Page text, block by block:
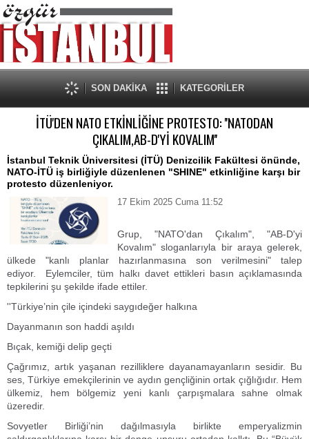
SON DAKİKA KATEGORİLER
İTÜ'DEN NATO ETKİNLİĞİNE PROTESTO: ''NATODAN
ÇIKALIM,AB-D'Yİ KOVALIM''
İstanbul Teknik Üniversitesi (İTÜ) Denizcilik Fakültesi önünde,
NATO-İTÜ iş birliğiyle düzenlenen "SHINE" etkinliğine karşı bir
protesto düzenleniyor.
17 Ekim 2025 Cuma 11:52
Grup, "NATO'dan Çıkalım", "AB-D'yi
Kovalım" sloganlarıyla bir araya gelerek,
ülkede "kanlı planlar hazırlanmasına son verilmesini" talep
ediyor. Eylemciler, tüm halkı davet ettikleri basın açıklamasında
tepkilerini şu şekilde ifade ettiler.
''Türkiye’nin çile içindeki saygıdeğer halkına
Dayanmanın son haddi aşıldı
Bıçak, kemiği delip geçti
Çağrımız, artık yaşanan rezilliklere dayanamayanların sesidir. Bu
ses, Türkiye emekçilerinin ve aydın gençliğinin ortak çığlığıdır. Hem
ülkemiz, hem bölgemiz yeni kanlı çarpışmalara sahne olmak
üzeredir.
Sovyetler Birliği’nin dağılmasıyla birlikte emperyalizmin